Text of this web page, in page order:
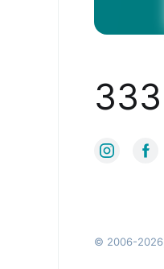
© 2006-